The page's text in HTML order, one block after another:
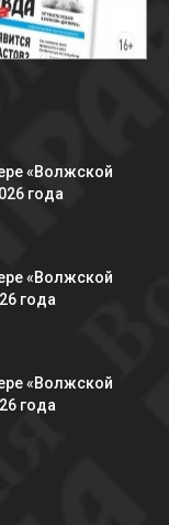
«Волжской
года
«Волжской
года
«Волжской
года